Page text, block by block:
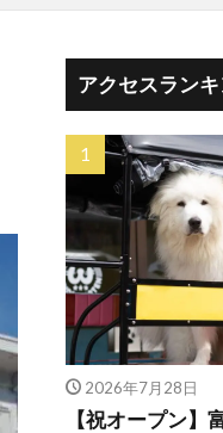
アクセスラン
2026年7月28日
【祝オープン】